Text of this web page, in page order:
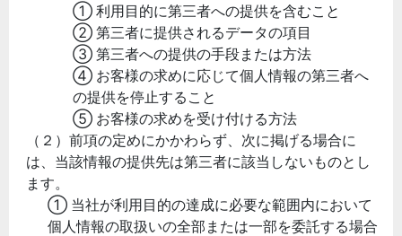
① 利用目的に第三者への提供を含むこと
② 第三者に提供されるデータの項目
③ 第三者への提供の手段または方法
④ お客様の求めに応じて個人情報の第三者へ
の提供を停止すること
⑤ お客様の求めを受け付ける方法
（２）前項の定めにかかわらず、次に掲げる場合に
は、当該情報の提供先は第三者に該当しないものとし
ます。
① 当社が利用目的の達成に必要な範囲内において
個人情報の取扱いの全部または一部を委託する場合